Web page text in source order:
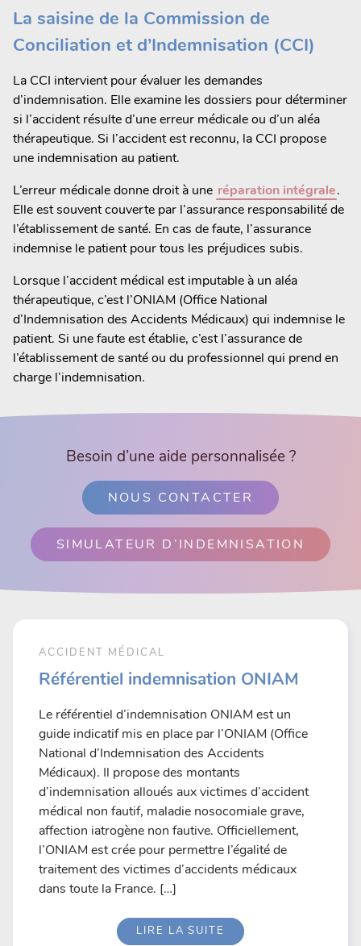
La saisine de la Commission de
Conciliation et d’Indemnisation (CCI)
La CCI intervient pour évaluer les demandes
d’indemnisation. Elle examine les dossiers pour déterminer
si l’accident résulte d’une erreur médicale ou d’un aléa
thérapeutique. Si l’accident est reconnu, la CCI propose
une indemnisation au patient.
L’erreur médicale donne droit à une réparation intégrale.
Elle est souvent couverte par l’assurance responsabilité de
l’établissement de santé. En cas de faute, l’assurance
indemnise le patient pour tous les préjudices subis.
Lorsque l’accident médical est imputable à un aléa
thérapeutique, c’est l’ONIAM (Office National
d’Indemnisation des Accidents Médicaux) qui indemnise le
patient. Si une faute est établie, c’est l’assurance de
l’établissement de santé ou du professionnel qui prend en
charge l’indemnisation.
Besoin d’une aide personnalisée ?
NOUS CONTACTER
SIMULATEUR D’INDEMNISATION
ACCIDENT MÉDICAL
Référentiel indemnisation ONIAM
Le référentiel d’indemnisation ONIAM est un
guide indicatif mis en place par l’ONIAM (Office
National d’Indemnisation des Accidents
Médicaux). Il propose des montants
d’indemnisation alloués aux victimes d’accident
médical non fautif, maladie nosocomiale grave,
affection iatrogène non fautive. Officiellement,
l’ONIAM est crée pour permettre l’égalité de
traitement des victimes d’accidents médicaux
dans toute la France. […]
LIRE LA SUITE